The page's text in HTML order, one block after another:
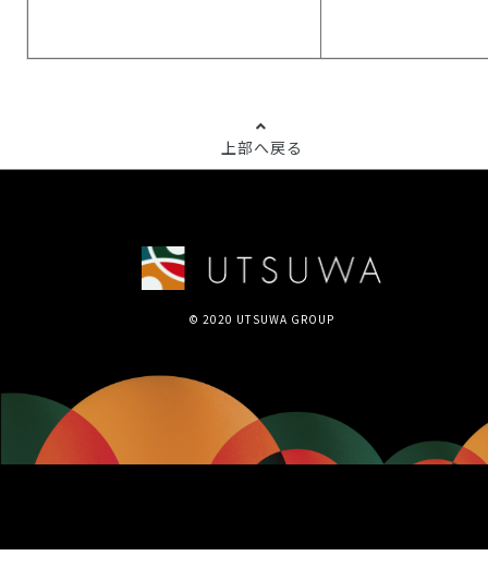
上部へ戻る
© 2020 UTSUWA GROUP